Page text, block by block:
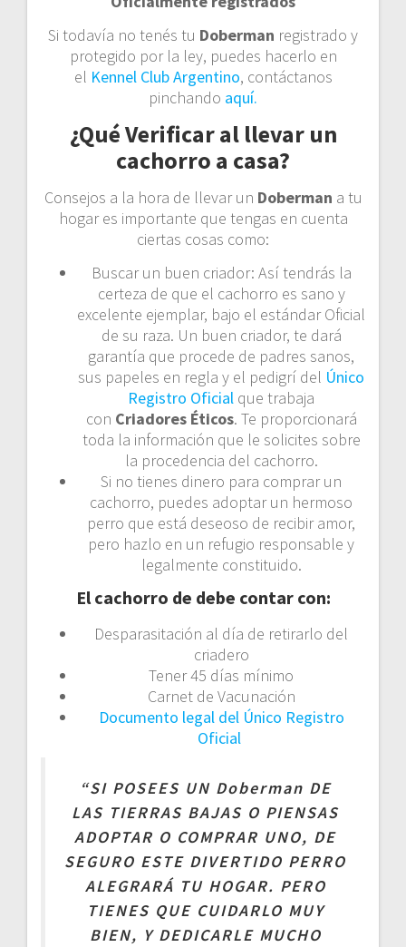
Si todavía no tenés tu Doberman registrado y
protegido por la ley, puedes hacerlo en
el Kennel Club Argentino, contáctanos
pinchando aquí.
¿Qué Verificar al llevar un
cachorro a casa?
Consejos a la hora de llevar un Doberman a tu
hogar es importante que tengas en cuenta
ciertas cosas como:
Buscar un buen criador: Así tendrás la
certeza de que el cachorro es sano y
excelente ejemplar, bajo el estándar Oficial
de su raza. Un buen criador, te dará
garantía que procede de padres sanos,
sus papeles en regla y el pedigrí del Único
Registro Oficial que trabaja
con Criadores Éticos. Te proporcionará
toda la información que le solicites sobre
la procedencia del cachorro.
Si no tienes dinero para comprar un
cachorro, puedes adoptar un hermoso
perro que está deseoso de recibir amor,
pero hazlo en un refugio responsable y
legalmente constituido.
El cachorro de debe contar con:
Desparasitación al día de retirarlo del
criadero
Tener 45 días mínimo
Carnet de Vacunación
Documento legal del Único Registro
Oficial
“SI POSEES UN Doberman DE
LAS TIERRAS BAJAS O PIENSAS
ADOPTAR O COMPRAR UNO, DE
SEGURO ESTE DIVERTIDO PERRO
ALEGRARÁ TU HOGAR. PERO
TIENES QUE CUIDARLO MUY
BIEN, Y DEDICARLE MUCHO